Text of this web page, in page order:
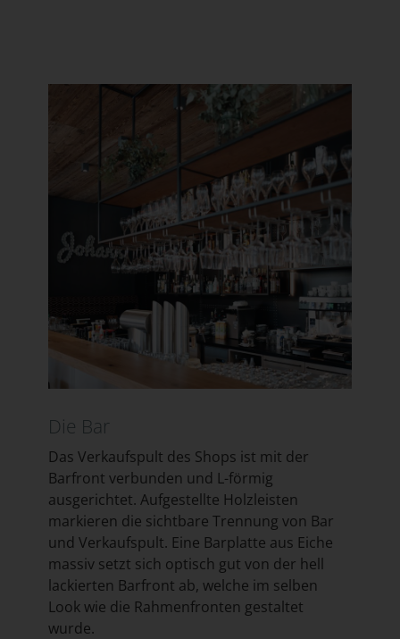
Die Bar
Das Verkaufspult des Shops ist mit der
Barfront verbunden und L-förmig
ausgerichtet. Aufgestellte Holzleisten
markieren die sichtbare Trennung von Bar
und Verkaufspult. Eine Barplatte aus Eiche
massiv setzt sich optisch gut von der hell
lackierten Barfront ab, welche im selben
Look wie die Rahmenfronten gestaltet
wurde.